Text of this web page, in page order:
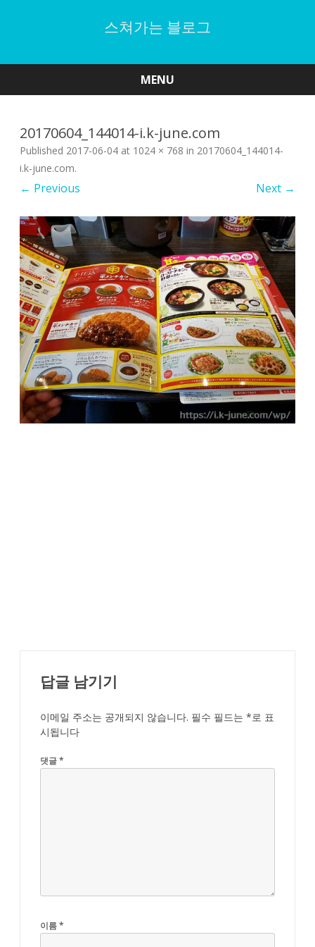
스쳐가는 블로그
MENU
20170604_144014-i.k-june.com
Published 2017-06-04 at 1024 × 768 in 20170604_144014-
i.k-june.com.
← Previous Next →
답글 남기기
이메일 주소는 공개되지 않습니다. 필수 필드는 *로 표
시됩니다
댓글*
이름*